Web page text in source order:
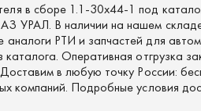
в сборе 1.1-30х44-1 под
УРАЛ. В наличии на нашем
аналоги РТИ и запчастей для
Оперативная отгрузка
в любую точку России:
компаний. Подробные условия